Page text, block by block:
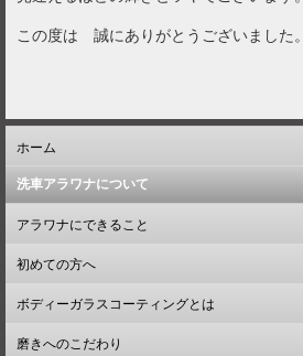
この度は 誠にありがとうございました。
ホーム
洗車アラワナについて
アラワナにできること
初めての方へ
ボディーガラスコーティングとは
磨きへのこだわり